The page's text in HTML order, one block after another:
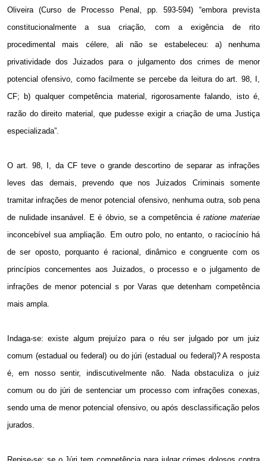
Oliveira (Curso de Processo Penal, pp. 593-594) “embora prevista
constitucionalmente a sua criação, com a exigência de rito
procedimental mais célere, ali não se estabeleceu: a) nenhuma
privatividade dos Juizados para o julgamento dos crimes de menor
potencial ofensivo, como facilmente se percebe da leitura do art. 98, I,
CF; b) qualquer competência material, rigorosamente falando, isto é,
razão do direito material, que pudesse exigir a criação de uma Justiça
especializada”.
O art. 98, I, da CF teve o grande descortino de separar as infrações
leves das demais, prevendo que nos Juizados Criminais somente
tramitar infrações de menor potencial ofensivo, nenhuma outra, sob pena
de nulidade insanável. E é óbvio, se a competência ératione materiae
inconcebível sua ampliação. Em outro polo, no entanto, o raciocínio há
de ser oposto, porquanto é racional, dinâmico e congruente com os
princípios concernentes aos Juizados, o processo e o julgamento de
infrações de menor potencial s por Varas que detenham competência
mais ampla.
Indaga-se: existe algum prejuízo para o réu ser julgado por um juiz
comum (estadual ou federal) ou do júri (estadual ou federal)? A resposta
é, em nosso sentir, indiscutivelmente não. Nada obstaculiza o juiz
comum ou do júri de sentenciar um processo com infrações conexas,
sendo uma de menor potencial ofensivo, ou após desclassificação pelos
jurados.